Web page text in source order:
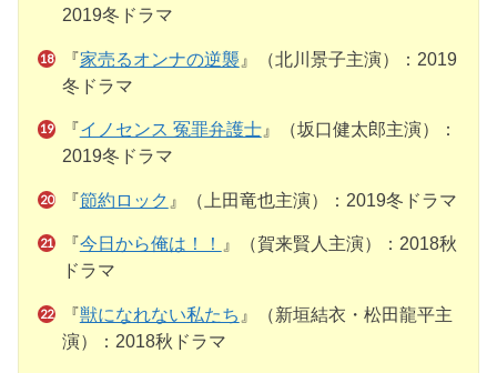
2019冬ドラマ
『家売るオンナの逆襲 』（北川景子主演）：2019
冬ドラマ
『イノセンス 冤罪弁護士』（坂口健太郎主演）：
2019冬ドラマ
『節約ロック 』（上田竜也主演）：2019冬ドラマ
『今日から俺は！！
』（賀来賢人主演）：2018秋
ドラマ
『獣になれない私たち 』（新垣結衣・松田龍平主
演）：2018秋ドラマ